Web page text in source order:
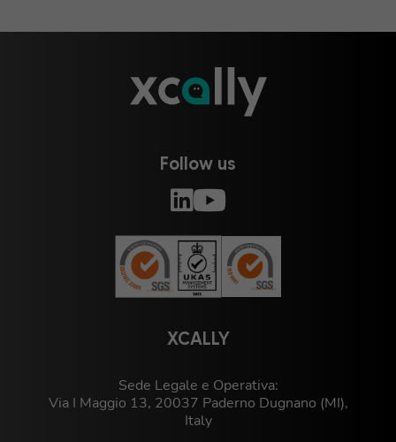
XCALLY
Sede Legale e Operativa:
Via I Maggio 13, 20037 Paderno Dugnano (MI),
Italy
Follow us